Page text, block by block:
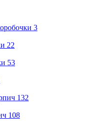
3
22
53
132
108